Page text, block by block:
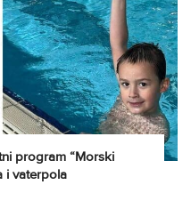
program “Morski
i vaterpola